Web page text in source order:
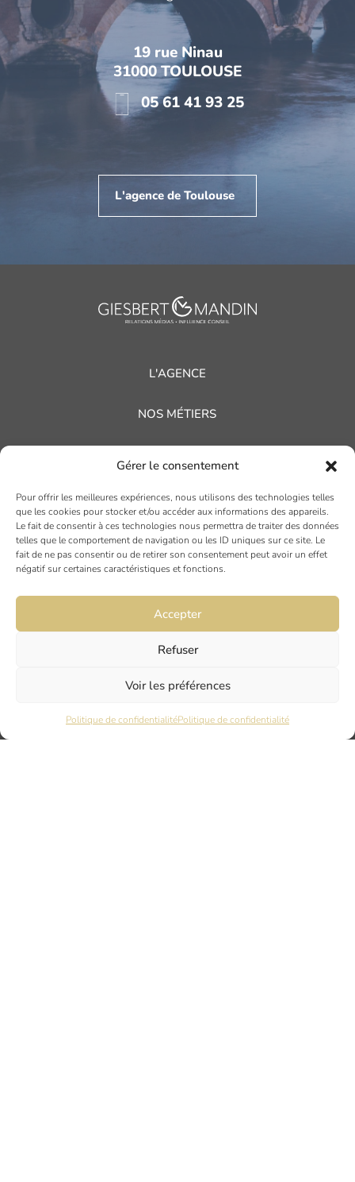
Gérer le consentement
Pour offrir les meilleures expériences, nous utilisons des technologies telles
que les cookies pour stocker et/ou accéder aux informations des appareils.
Le fait de consentir à ces technologies nous permettra de traiter des données
telles que le comportement de navigation ou les ID uniques sur ce site. Le
fait de ne pas consentir ou de retirer son consentement peut avoir un effet
négatif sur certaines caractéristiques et fonctions.
Accepter
Refuser
Voir les préférences
Politique de confidentialitéPolitique de confidentialité
19 rue Ninau
31000 TOULOUSE
05 61 41 93 25
L'agence de Toulouse
L'AGENCE
NOS MÉTIERS
NOS ACTUALITÉS
AVIS CLIENTS
TOULOUSE
31000 TOULOUSE